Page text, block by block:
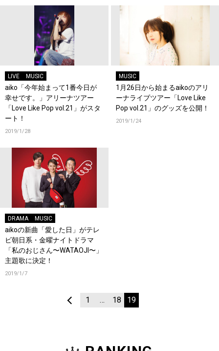
LIVE MUSIC
aiko「今年始まって1番今日が
幸せです。」アリーナツアー
「Love Like Pop vol.21」がスタ
ート！
2019/1/28
MUSIC
1月26日から始まるaikoのアリ
ーナライブツアー「Love Like
Pop vol.21」のグッズを公開！
2019/1/24
DRAMA MUSIC
aikoの新曲「愛した日」がテレ
ビ朝日系・金曜ナイトドラマ
「私のおじさん〜WATAOJI〜」
主題歌に決定！
2019/1/7
1 … 18 19